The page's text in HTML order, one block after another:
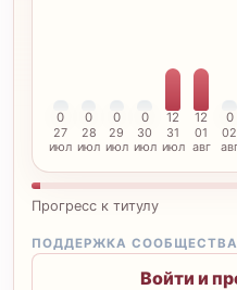
0
27
июл
0
28
июл
0
29
июл
0
30
июл
12
31
июл
12
01
авг
0
02
Прогресс к титулу
ПОДДЕРЖКА СООБЩЕСТВА
Войти и